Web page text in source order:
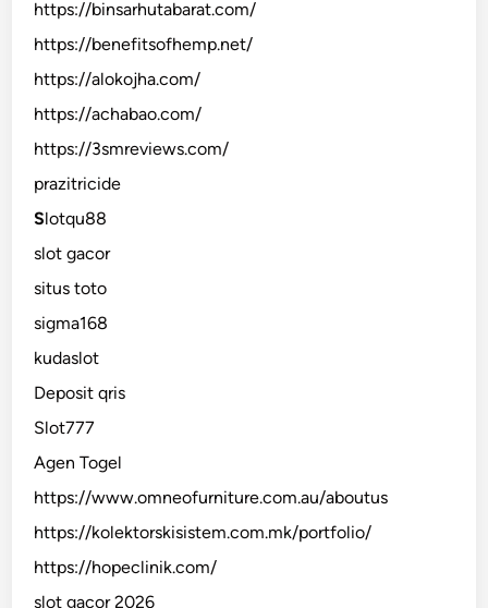
https://binsarhutabarat.com/
https://benefitsofhemp.net/
https://alokojha.com/
https://achabao.com/
https://3smreviews.com/
prazitricide
Slotqu88
slot gacor
situs toto
sigma168
kudaslot
Deposit qris
Slot777
Agen Togel
https://www.omneofurniture.com.au/aboutus
https://kolektorskisistem.com.mk/portfolio/
https://hopeclinik.com/
slot gacor 2026